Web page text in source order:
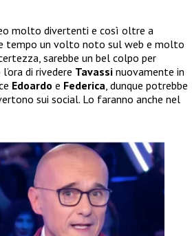
molto divertenti e così oltre a
tempo un volto noto sul web e molto
sarebbe un bel colpo per
di rivedere Tavassi nuovamente in
Edoardo e Federica, dunque potrebbe
sui social. Lo faranno anche nel